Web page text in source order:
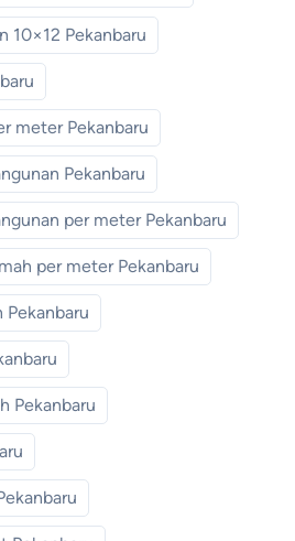
10×12 Pekanbaru
meter Pekanbaru
Pekanbaru
per meter Pekanbaru
per meter Pekanbaru
Pekanbaru
Pekanbaru